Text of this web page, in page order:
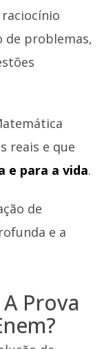
de problemas,
reais e que
e para a vida.
de
e a
Prova